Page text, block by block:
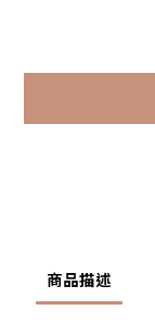
商品描述